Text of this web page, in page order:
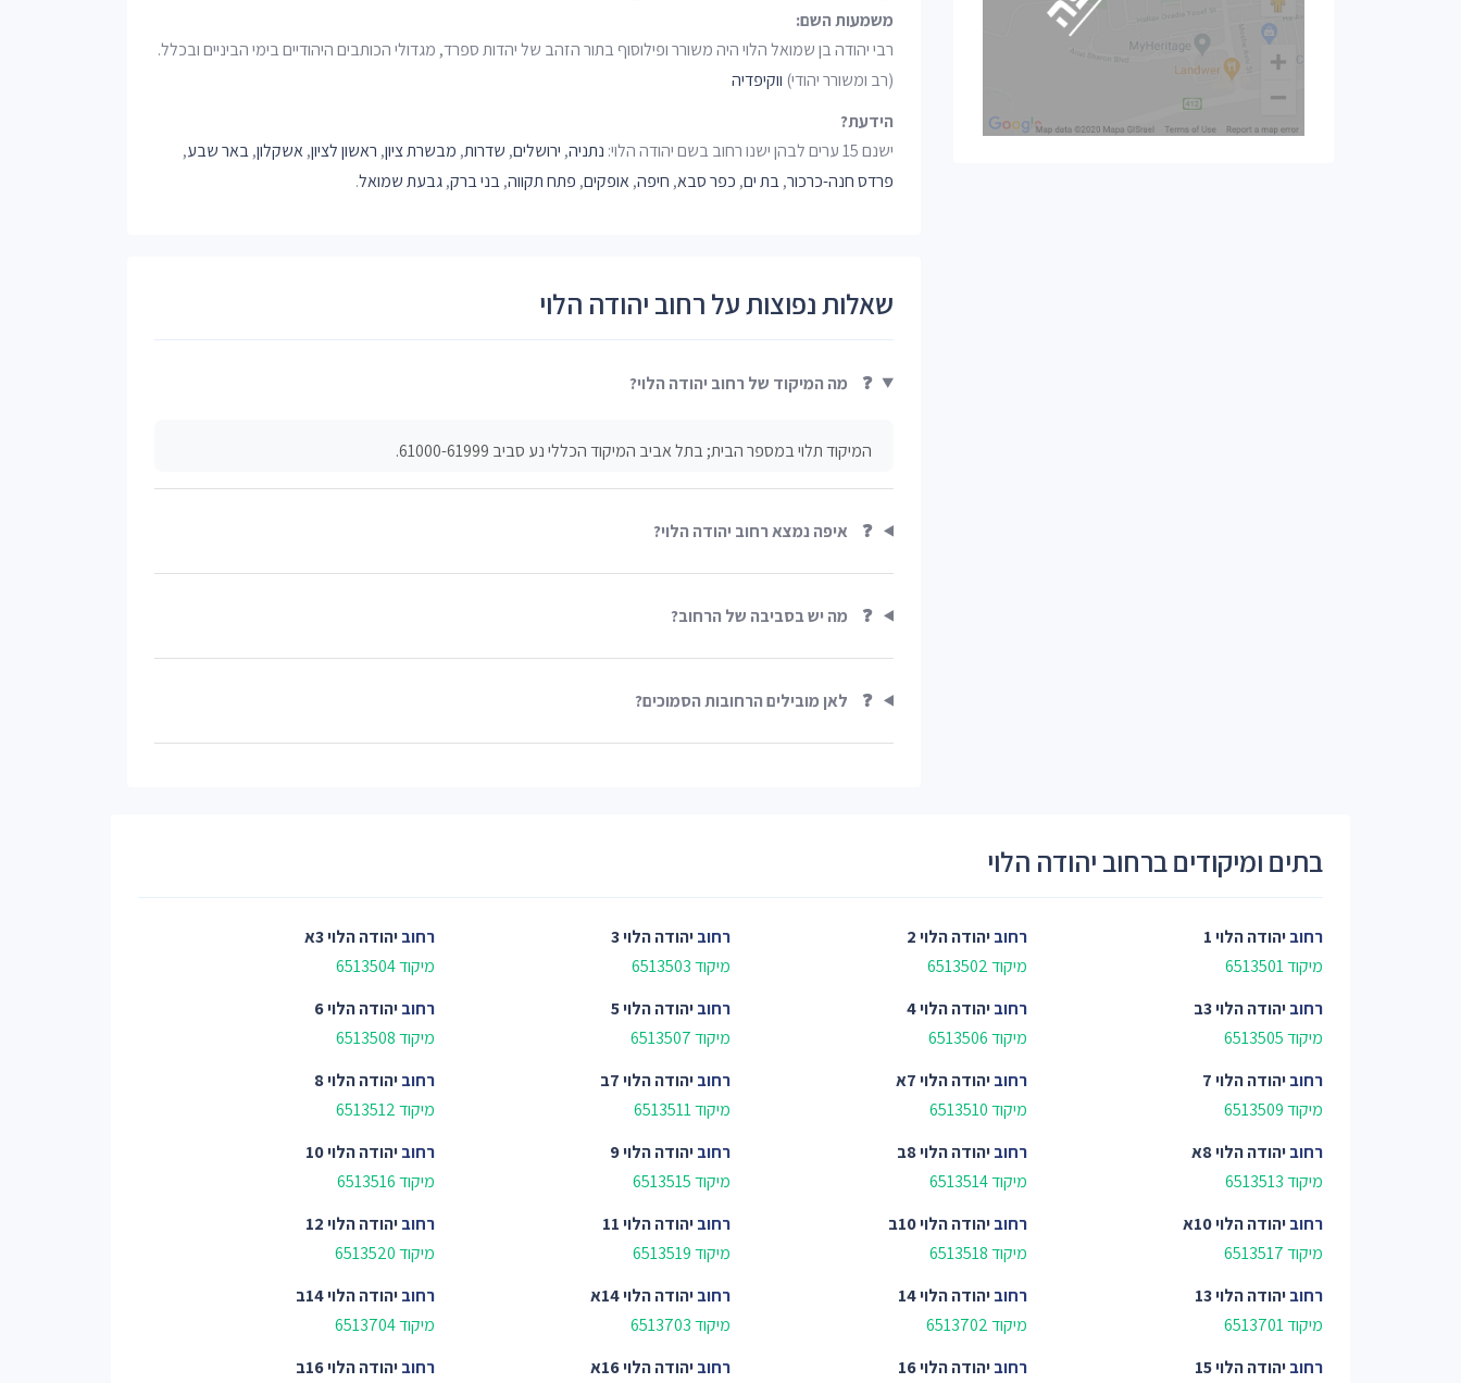
משמעות השם:
רבי יהודה בן שמואל הלוי היה משורר ופילוסוף בתור הזהב של יהדות ספרד, מגדולי הכותבים היהודיים בימי הביניים ובכלל.
(רב ומשורר יהודי) ווקיפדיה
הידעת?
ישנם 15 ערים לבהן ישנו רחוב בשם יהודה הלוי:
נתניה, ירושלים, שדרות, מבשרת ציון, ראשון לציון,אשקלון,באר שבע,
פרדס חנה-כרכור,בת ים, כפר סבא, חיפה,אופקים, פתח תקווה,בני ברק,גבעת שמואל.
שאלות נפוצות על רחוב יהודה הלוי
❓ מה המיקוד של רחוב יהודה הלוי?
המיקוד תלוי במספר הבית; בתל אביב המיקוד הכללי נע סביב 61000-61999.
❓ איפה נמצא רחוב יהודה הלוי?
❓ מה יש בסביבה של הרחוב?
❓ לאן מובילים הרחובות הסמוכים?
בתים ומיקודים ברחוב יהודה הלוי
רחוביהודה הלוי 1
מיקוד 6513501
רחוביהודה הלוי 2
מיקוד 6513502
רחוביהודה הלוי 3
מיקוד 6513503
רחוביהודה הלוי 3א
מיקוד 6513504
רחוביהודה הלוי 3ב
מיקוד 6513505
רחוביהודה הלוי 4
מיקוד 6513506
רחוביהודה הלוי 5
מיקוד 6513507
רחוביהודה הלוי 6
מיקוד 6513508
רחוביהודה הלוי 7
מיקוד 6513509
רחוביהודה הלוי 7א
מיקוד 6513510
רחוביהודה הלוי 7ב
מיקוד 6513511
רחוביהודה הלוי 8
מיקוד 6513512
רחוביהודה הלוי 8א
מיקוד 6513513
רחוביהודה הלוי 8ב
מיקוד 6513514
רחוביהודה הלוי 9
מיקוד 6513515
רחוביהודה הלוי 10
מיקוד 6513516
רחוביהודה הלוי 10א
מיקוד 6513517
רחוביהודה הלוי 10ב
מיקוד 6513518
רחוביהודה הלוי 11
מיקוד 6513519
רחוביהודה הלוי 12
מיקוד 6513520
רחוביהודה הלוי 13
מיקוד 6513701
רחוביהודה הלוי 14
מיקוד 6513702
רחוביהודה הלוי 14א
מיקוד 6513703
רחוביהודה הלוי 14ב
מיקוד 6513704
רחוביהודה הלוי 15
רחוביהודה הלוי 16
רחוביהודה הלוי 16א
רחוביהודה הלוי 16ב